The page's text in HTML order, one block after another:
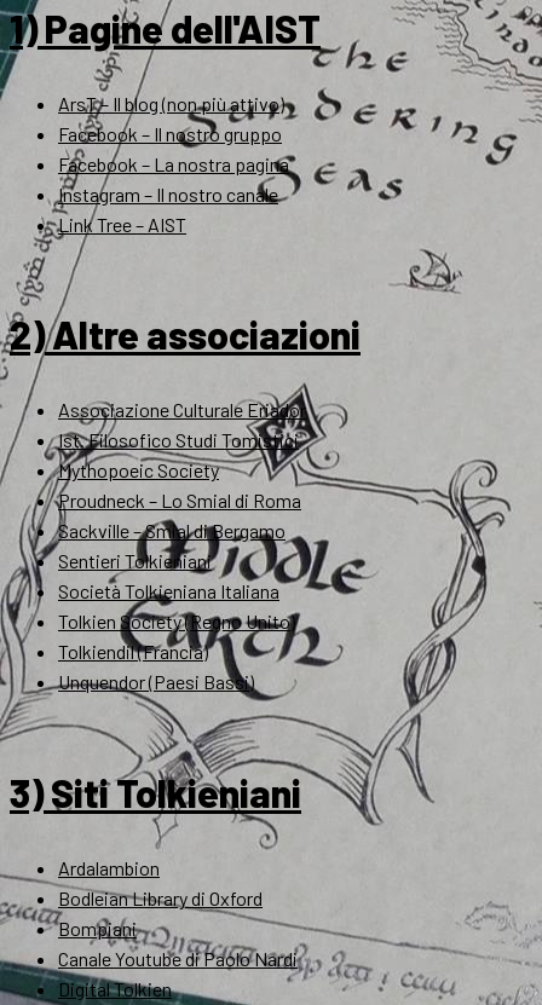
1) Pagine dell'AIST
ArsT – Il blog (non più attivo)
Facebook – Il nostro gruppo
Facebook – La nostra pagina
Instagram – Il nostro canale
Link Tree – AIST
2) Altre associazioni
Associazione Culturale Eriador
Ist. Filosofico Studi Tomistici
Mythopoeic Society
Proudneck – Lo Smial di Roma
Sackville – Smial di Bergamo
Sentieri Tolkieniani
Società Tolkieniana Italiana
Tolkien Society (Regno Unito)
Tolkiendil (Francia)
Unquendor (Paesi Bassi)
3) Siti Tolkieniani
Ardalambion
Bodleian Library di Oxford
Bompiani
Canale Youtube di Paolo Nardi
Digital Tolkien